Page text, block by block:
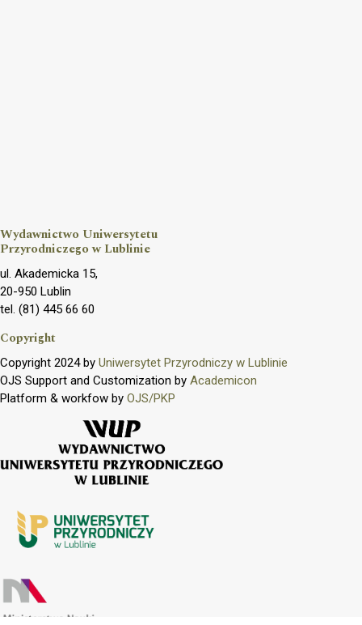
Wydawnictwo Uniwersytetu
Przyrodniczego w Lublinie
ul. Akademicka 15,
20-950 Lublin
tel. (81) 445 66 60
Copyright
Copyright 2024 by Uniwersytet Przyrodniczy w Lublinie
OJS Support and Customization by Academicon
Platform & workfow by OJS/PKP